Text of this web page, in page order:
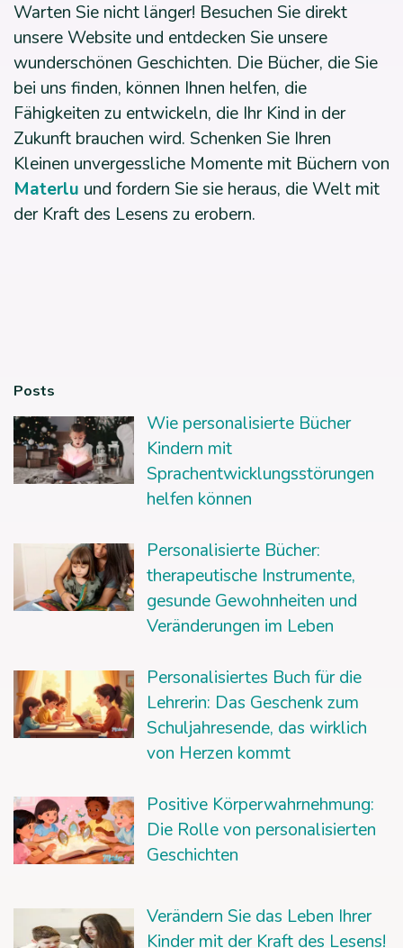
Warten Sie nicht länger! Besuchen Sie direkt
unsere Website und entdecken Sie unsere
wunderschönen Geschichten. Die Bücher, die Sie
bei uns finden, können Ihnen helfen, die
Fähigkeiten zu entwickeln, die Ihr Kind in der
Zukunft brauchen wird. Schenken Sie Ihren
Kleinen unvergessliche Momente mit Büchern von
Materlu und fordern Sie sie heraus, die Welt mit
der Kraft des Lesens zu erobern.
Posts
Wie personalisierte Bücher
Kindern mit
Sprachentwicklungsstörungen
helfen können
Personalisierte Bücher:
therapeutische Instrumente,
gesunde Gewohnheiten und
Veränderungen im Leben
Personalisiertes Buch für die
Lehrerin: Das Geschenk zum
Schuljahresende, das wirklich
von Herzen kommt
Positive Körperwahrnehmung:
Die Rolle von personalisierten
Geschichten
Verändern Sie das Leben Ihrer
Kinder mit der Kraft des Lesens!